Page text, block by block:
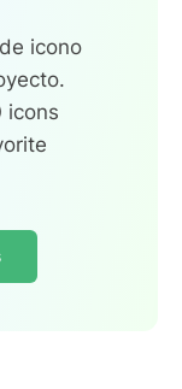
icono
icons